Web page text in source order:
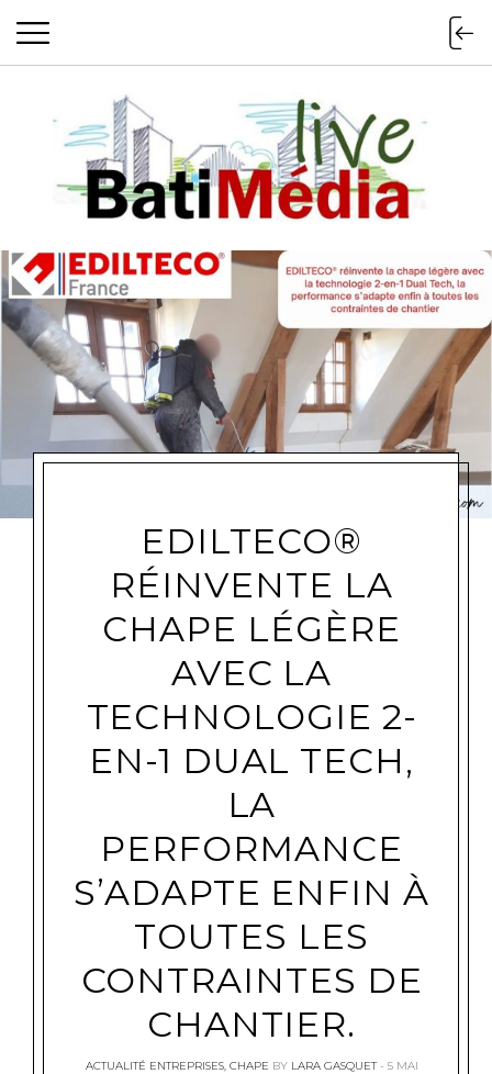
Batimedialive
EDILTECO®
RÉINVENTE LA
CHAPE LÉGÈRE
AVEC LA
TECHNOLOGIE 2-
EN-1 DUAL TECH,
LA
PERFORMANCE
S’ADAPTE ENFIN À
TOUTES LES
CONTRAINTES DE
CHANTIER.
ACTUALITÉ ENTREPRISES, CHAPE BY LARA GASQUET
5 MAI